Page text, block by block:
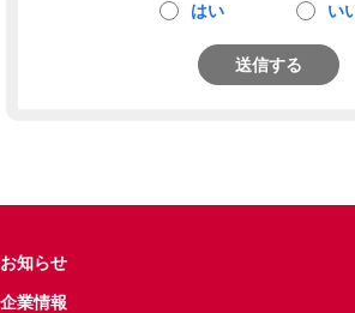
はい い
送信する
お知らせ
企業情報